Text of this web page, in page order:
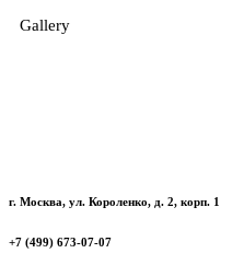
Gallery
г. Москва, ул. Короленко, д. 2, корп. 1
+7 (499) 673-07-07